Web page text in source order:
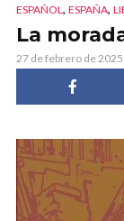
ESPAÑOL, ESPAÑA,
La
27 de febrero de 2025